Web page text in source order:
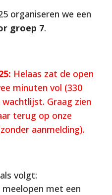
organiseren we een
groep 7.
Helaas zat de open
minuten vol (330
Graag zien
terug op onze
aanmelding).
volgt:
meelopen met een